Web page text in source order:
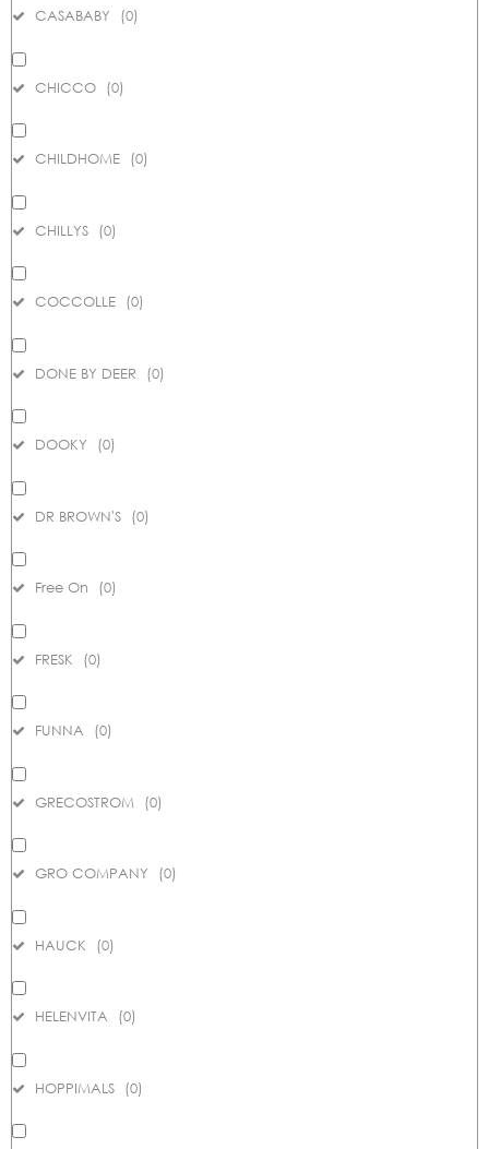
CASABABY (0)
CHICCO (0)
CHILDHOME (0)
CHILLYS (0)
COCCOLLE (0)
DONE BY DEER (0)
DOOKY (0)
DR BROWN'S (0)
Free On (0)
FRESK (0)
FUNNA (0)
GRECOSTROM (0)
GRO COMPANY (0)
HAUCK (0)
HELENVITA (0)
HOPPIMALS (0)